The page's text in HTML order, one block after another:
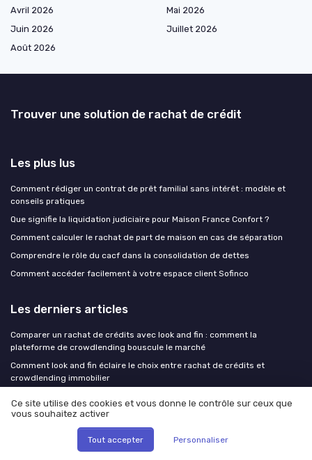
Avril 2026
Mai 2026
Juin 2026
Juillet 2026
Août 2026
Trouver une solution de rachat de crédit
Les plus lus
Comment rédiger un contrat de prêt familial sans intérêt : modèle et
conseils pratiques
Que signifie la liquidation judiciaire pour Maison France Confort ?
Comment calculer le rachat de part de maison en cas de séparation
Comprendre le rôle du cacf dans la consolidation de dettes
Comment accéder facilement à votre espace client Sofinco
Les derniers articles
Comparer un rachat de crédits avec look and fin : comment la
plateforme de crowdlending bouscule le marché
Comment look and fin éclaire le choix entre rachat de crédits et
crowdlending immobilier
fiable sans sacrifier vos projets
Délai d'un rachat de crédit : combien de semaines entre la première
simulation et le nouveau prélèvement
Ce site utilise des cookies et vous donne le contrôle sur ceux que
vous souhaitez activer
Tout accepter Personnaliser